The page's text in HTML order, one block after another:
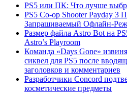
PS5 или ПК: Что лучше
PS5 Co-op Shooter Payday 3
Запрашиваемый Офлайн-
Размер файла Astro Bot на
Astro’s Playroom
Команда «Days Gone»
сиквел для PS5 после
заголовков и комментариев
Разработчики Concord
косметические предметы